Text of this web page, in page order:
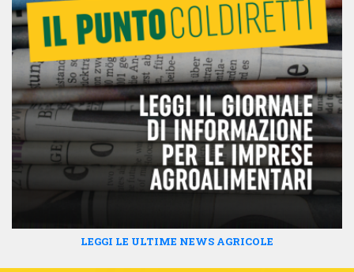
LEGGI LE ULTIME NEWS AGRICOLE